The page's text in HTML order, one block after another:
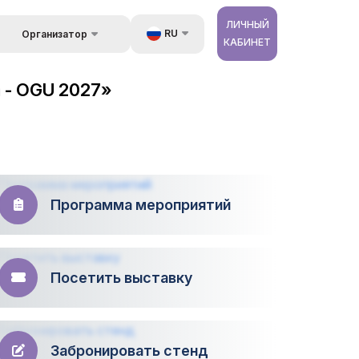
Организатор
Kонтакты
RU
ЛИЧНЫЙ
КАБИНЕТ
OGU 2027»
Программа мероприятий
Посетить выставку
Забронировать стенд